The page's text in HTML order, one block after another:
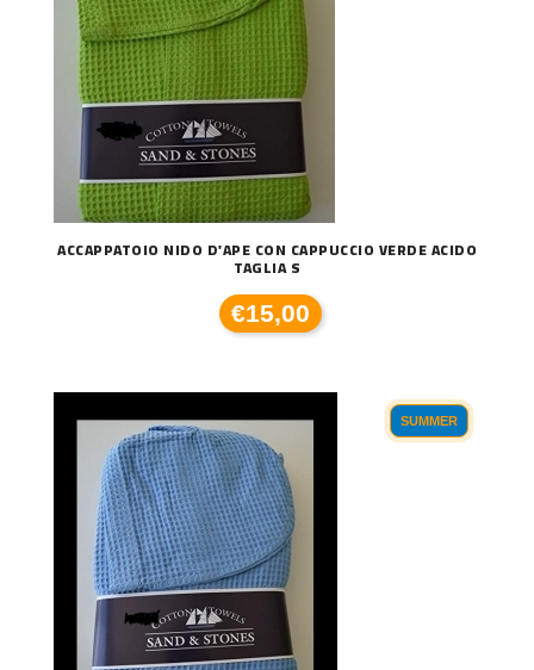
ACCAPPATOIO NIDO D'APE CON CAPPUCCIO VERDE ACIDO
TAGLIA S
€15,00
SUMMER